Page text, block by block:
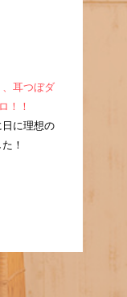
耳つぼダ
！！
に理想の
！